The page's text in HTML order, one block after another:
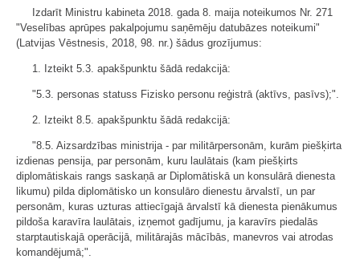
Izdarīt Ministru kabineta 2018. gada 8. maija noteikumos Nr. 271
"Veselības aprūpes pakalpojumu saņēmēju datubāzes noteikumi"
(Latvijas Vēstnesis, 2018, 98. nr.) šādus grozījumus:
1. Izteikt 5.3. apakšpunktu šādā redakcijā:
"5.3. personas statuss Fizisko personu reģistrā (aktīvs, pasīvs);".
2. Izteikt 8.5. apakšpunktu šādā redakcijā:
"8.5. Aizsardzības ministrija - par militārpersonām, kurām piešķirta
izdienas pensija, par personām, kuru laulātais (kam piešķirts
diplomātiskais rangs saskaņā ar Diplomātiskā un konsulārā dienesta
likumu) pilda diplomātisko un konsulāro dienestu ārvalstī, un par
personām, kuras uzturas attiecīgajā ārvalstī kā dienesta pienākumus
pildoša karavīra laulātais, izņemot gadījumu, ja karavīrs piedalās
starptautiskajā operācijā, militārajās mācībās, manevros vai atrodas
komandējumā;".